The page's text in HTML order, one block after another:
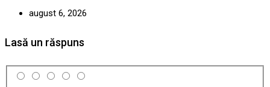
august 6, 2026
Lasă un răspuns